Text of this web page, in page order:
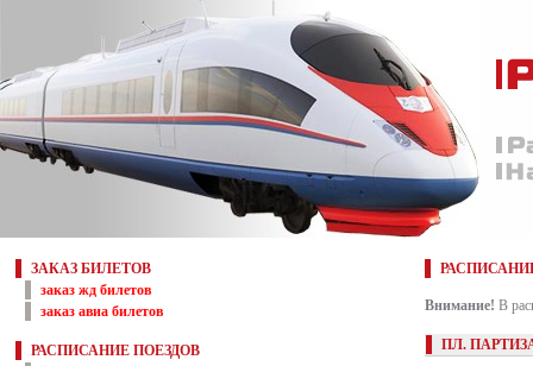
ЗАКАЗ БИЛЕТОВ
заказ жд билетов
заказ авиа билетов
РАСПИСАНИЕ ПОЕЗДОВ
Внимание! В
ПЛ.